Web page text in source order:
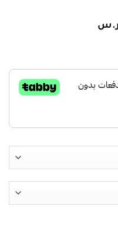
ر.س
1.990,00 ر.س.